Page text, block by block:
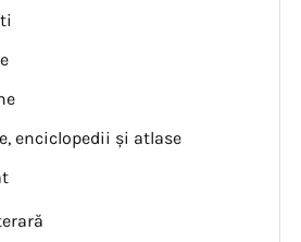
enciclopedii și atlase